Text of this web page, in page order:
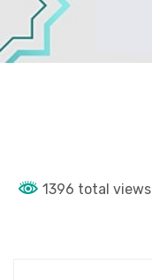
1396 total views